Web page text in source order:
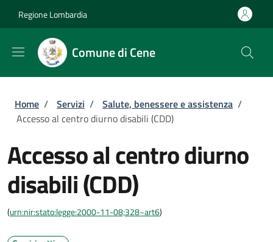
Regione Lombardia
Comune di Cene
Briciole di pane
Home / Servizi / Salute, benessere e assistenza /
Accesso al centro diurno disabili (CDD)
Accesso al centro diurno
disabili (CDD)
(urn:nir:stato:legge:2000-11-08;328~art6)